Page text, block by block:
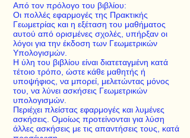
Από τον πρόλογο του βιβλίου:
Οι πολλές εφαρμογές της Πρακτικής
Γεωμετρίας και η εξέταση του μαθήματος
αυτού από ορισμένες σχολές, υπήρξαν οι
λόγοι για την έκδοση των Γεωμετρικών
Υπολογισμών.
Η ύλη του βιβλίου είναι διατεταγμένη κατά
τέτοιο τρόπο, ώστε κάθε μαθητής ή
υποψήφιος, να μπορεί, μελετώντας μόνος
του, να λύνει ασκήσεις Γεωμετρικών
υπολογισμών.
Περιέχει πλείστας εφαρμογές και λυμένες
ασκήσεις. Ομοίως προτείνονται για λύση
άλλες ασκήσεις με τις απαντήσεις τους, κατά